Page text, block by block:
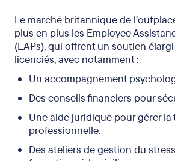
Le marché britannique de
plus en plus les Employee
(EAPs), qui offrent un soutien
licenciés, avec notamment :
Un accompagnement
Des conseils financiers pour
Une aide juridique pour gérer
professionnelle.
Des ateliers de gestion du